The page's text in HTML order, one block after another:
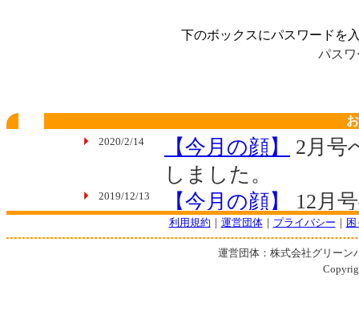
下のボックスにパスワードを
パスワ
利用規約 ｜ 運営団体｜ プライバシー ｜
運営団体：株式会社グリー